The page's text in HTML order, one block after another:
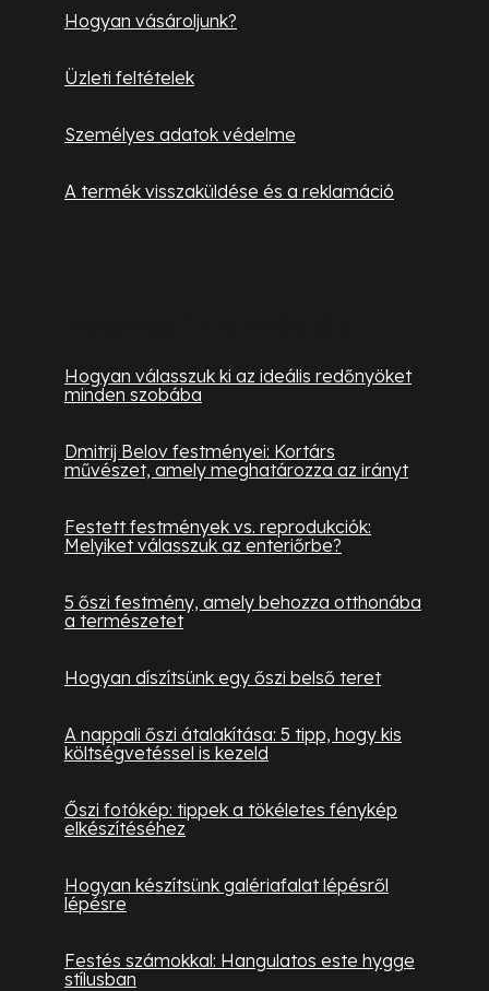
Hogyan vásároljunk?
Üzleti feltételek
Személyes adatok védelme
A termék visszaküldése és a reklamáció
Hogyan válasszuk ki az ideális redőnyöket
minden szobába
Dmitrij Belov festményei: Kortárs
művészet, amely meghatározza az irányt
Festett festmények vs. reprodukciók:
Melyiket válasszuk az enteriőrbe?
5 őszi festmény, amely behozza otthonába
a természetet
Hogyan díszítsünk egy őszi belső teret
A nappali őszi átalakítása: 5 tipp, hogy kis
költségvetéssel is kezeld
Őszi fotókép: tippek a tökéletes fénykép
elkészítéséhez
Hogyan készítsünk galériafalat lépésről
lépésre
Festés számokkal: Hangulatos este hygge
stílusban